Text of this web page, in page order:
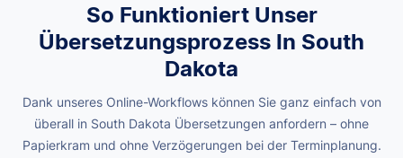
So Funktioniert Unser
Übersetzungsprozess In South
Dakota
Dank unseres Online-Workflows können Sie ganz einfach von
überall in South Dakota Übersetzungen anfordern – ohne
Papierkram und ohne Verzögerungen bei der Terminplanung.